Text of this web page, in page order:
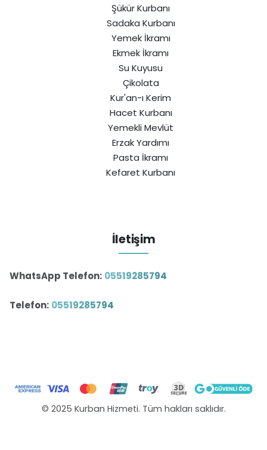
Şükür Kurbanı
Sadaka Kurbanı
Yemek İkramı
Ekmek İkramı
Su Kuyusu
Çikolata
Kur'an-ı Kerim
Hacet Kurbanı
Yemekli Mevlüt
Erzak Yardımı
Pasta İkramı
Kefaret Kurbanı
İletişim
WhatsApp Telefon: 05519285794
Telefon: 05519285794
© 2025 Kurban Hizmeti. Tüm hakları saklıdır.